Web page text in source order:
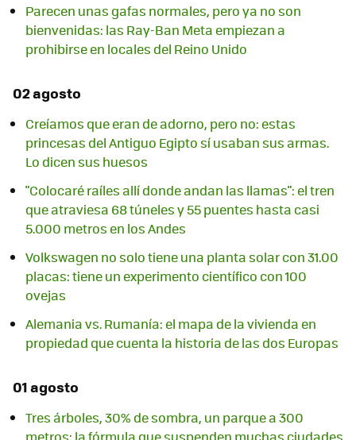
Parecen unas gafas normales, pero ya no son
bienvenidas: las Ray-Ban Meta empiezan a
prohibirse en locales del Reino Unido
02 agosto
Creíamos que eran de adorno, pero no: estas
princesas del Antiguo Egipto sí usaban sus armas.
Lo dicen sus huesos
"Colocaré raíles allí donde andan las llamas": el tren
que atraviesa 68 túneles y 55 puentes hasta casi
5.000 metros en los Andes
Volkswagen no solo tiene una planta solar con 31.00
placas: tiene un experimento científico con 100
ovejas
Alemania vs. Rumanía: el mapa de la vivienda en
propiedad que cuenta la historia de las dos Europas
01 agosto
Tres árboles, 30% de sombra, un parque a 300